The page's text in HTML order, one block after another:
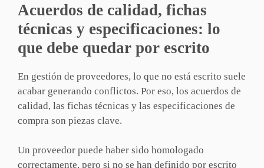
Acuerdos de calidad, fichas
técnicas y especificaciones: lo
que debe quedar por escrito
En gestión de proveedores, lo que no está escrito suele
acabar generando conflictos. Por eso, los acuerdos de
calidad, las fichas técnicas y las especificaciones de
compra son piezas clave.
Un proveedor puede haber sido homologado
correctamente, pero si no se han definido por escrito